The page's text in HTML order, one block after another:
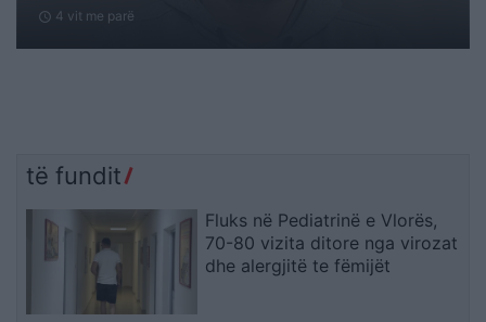
schedule 4 vit me parë
të fundit
Fluks në Pediatrinë e Vlorës,
70-80 vizita ditore nga virozat
dhe alergjitë te fëmijët